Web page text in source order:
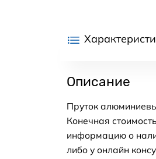
Описание
Пруток
Конечная
информацию о
либо у онлайн